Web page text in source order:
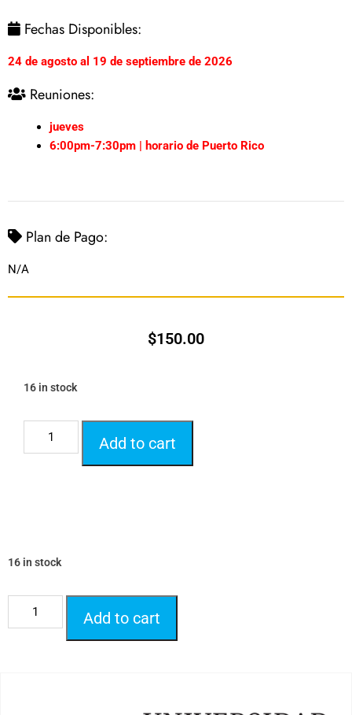
Fechas Disponibles:
24 de agosto al 19 de septiembre de 2026
Reuniones:
jueves
6:00pm-7:30pm | horario de Puerto Rico
Plan de Pago:
N/A
$150.00
16 in stock
Add to cart
16 in stock
Add to cart